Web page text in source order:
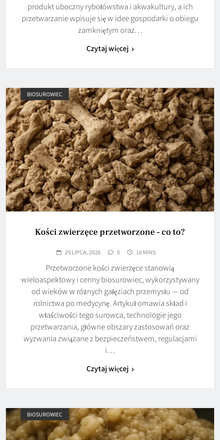
produkt uboczny rybołówstwa i akwakultury, a ich
przetwarzanie wpisuje się w idee gospodarki o obiegu
zamkniętym oraz…
Czytaj więcej
BIOSUROWIEC
Kości zwierzęce przetworzone – co to?
29 LIPCA, 2026 0 16 MINS
Przetworzone kości zwierzęce stanowią
wieloaspektowy i cenny biosurowiec, wykorzystywany
od wieków w różnych gałęziach przemysłu — od
rolnictwa po medycynę. Artykuł omawia skład i
właściwości tego surowca, technologie jego
przetwarzania, główne obszary zastosowań oraz
wyzwania związane z bezpieczeństwem, regulacjami
i…
Czytaj więcej
BIOSUROWIEC